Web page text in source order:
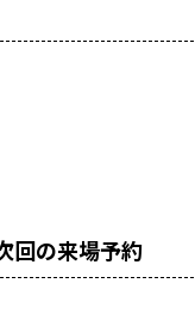
回の来場予約